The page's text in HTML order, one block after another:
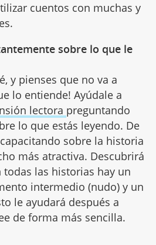
cuentos con muchas y
sobre lo que le
y pienses que no va a
lo entiende! Ayúdale a
lectora preguntando
lo que estás leyendo. De
sobre la historia
más atractiva. Descubrirá
las historias hay un
intermedio (nudo) y un
le ayudará después a
de forma más sencilla.